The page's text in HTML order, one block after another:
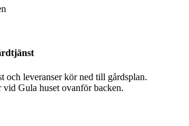
och leveranser kör ned till gårdsplan.
vid Gula huset ovanför backen.